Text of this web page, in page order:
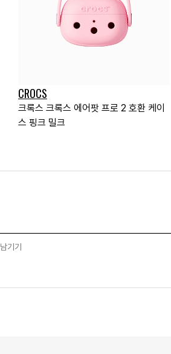
CROCS
크록스 크록스 에어팟 프로 2 호환 케이
스 핑크 밀크